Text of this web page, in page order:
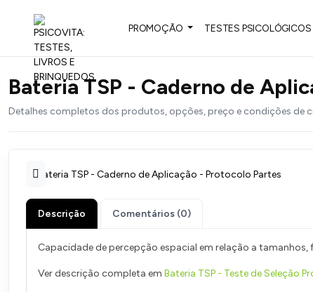
PROMOÇÃO TESTES PSICOLÓGICOS
Bateria TSP - Caderno de
Detalhes completos dos produtos, opções, preço e condições de
Descrição Comentários (0)
Capacidade de percepção espacial em relação a
Ver descrição completa em Bateria TSP - Teste de Seleção